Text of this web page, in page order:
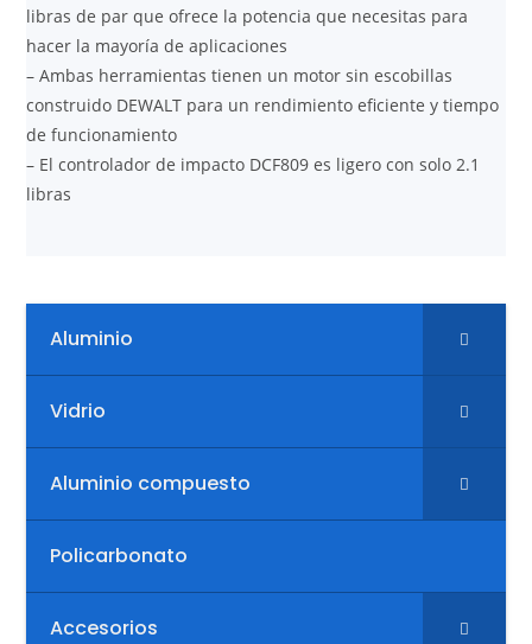
libras de par que ofrece la potencia que necesitas para
hacer la mayoría de aplicaciones
– Ambas herramientas tienen un motor sin escobillas
construido DEWALT para un rendimiento eficiente y tiempo
de funcionamiento
– El controlador de impacto DCF809 es ligero con solo 2.1
libras
Aluminio
Vidrio
Aluminio compuesto
Policarbonato
Accesorios